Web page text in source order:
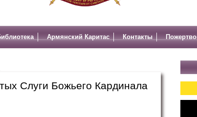
Армянский Каритас Контакты
Слуги Божьего Кардинала